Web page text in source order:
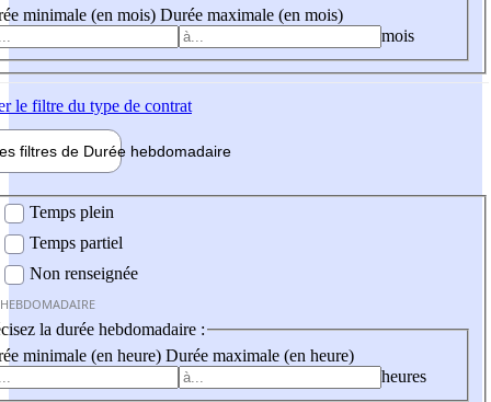
minimale (en mois) Durée maximale (en mois)
mois
le filtre du type de contrat
filtres de Durée hebdomadaire
Temps plein
Temps partiel
Non renseignée
la durée hebdomadaire :
minimale (en heure) Durée maximale (en heure)
heures